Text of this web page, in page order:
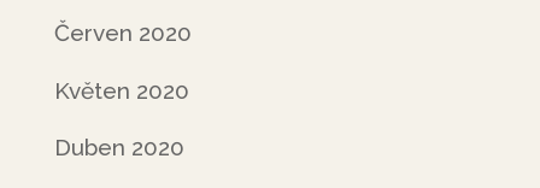
Červen 2020
Květen 2020
Duben 2020